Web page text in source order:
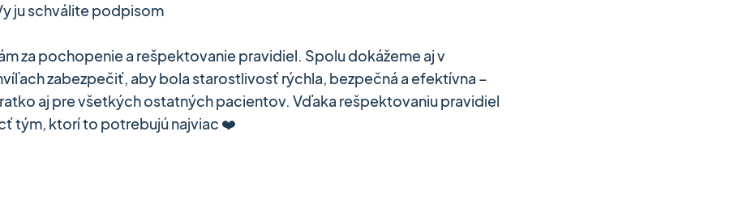
ju schválite podpisom
za pochopenie a rešpektovanie pravidiel. Spolu dokážeme aj v
zabezpečiť, aby bola starostlivosť rýchla, bezpečná a efektívna –
aj pre všetkých ostatných pacientov. Vďaka rešpektovaniu pravidiel
tým, ktorí to potrebujú najviac ❤️